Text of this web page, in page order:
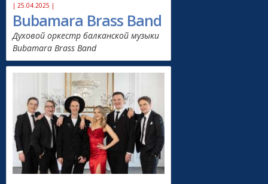
| 25.04.2025 |
Bubamara Brass Band
Духовой оркестр балканской музыки
Bubamara Brass Band